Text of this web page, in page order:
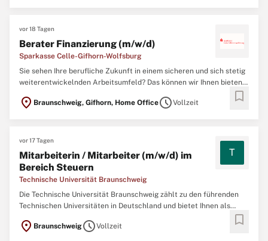
vor 18 Tagen
Berater Finanzierung (m/w/d)
Sparkasse Celle-Gifhorn-Wolfsburg
Sie sehen Ihre berufliche Zukunft in einem sicheren und sich stetig
weiterentwickelnden Arbeitsumfeld? Das können wir Ihnen bieten.
einbringen und uns schon bald unterstützen. Bewerben Sie sich in
location_on Braunschweig, Gifhorn, Home OfficescheduleVollzeit bookmark
vor 17 Tagen
Mitarbeiterin / Mitarbeiter (m/w/d) im
Bereich Steuern
Technische Universität Braunschweig
T
Die Technische Universität Braunschweig zählt zu den führenden
Technischen Universitäten in Deutschland und bietet Ihnen als
Arbeitgeberin eine große Auswahl an modernen, anspruchsvollen
und vielseitigen Arbeitsplätzen. Nicht nur im Bereich der Forschung
location_on BraunschweigscheduleVollzeit bookmark